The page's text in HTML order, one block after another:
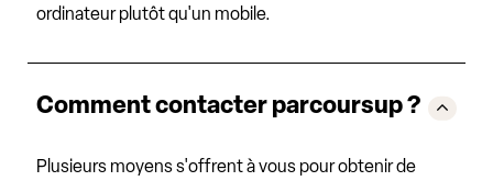
ordinateur plutôt qu'un mobile.
Comment contacter parcoursup ?
Plusieurs moyens s'offrent à vous pour obtenir de